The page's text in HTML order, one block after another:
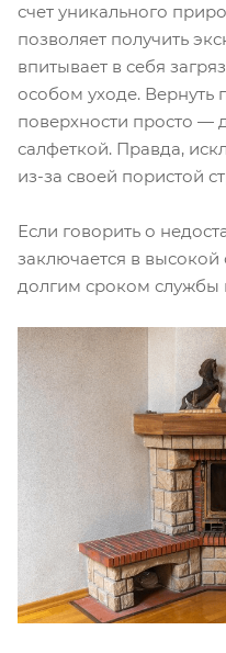
счет уникального
позволяет получить
впитывает в себя
особом уходе. Вернуть
поверхности просто —
салфеткой. Правда,
из-за своей пористой
Если говорить о
заключается в высокой
долгим сроком службы